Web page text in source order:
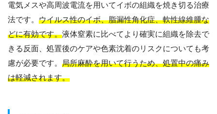
電気メスや高周波電流を用いてイボの組織を焼き切る治療
法です。 ウイルス性のイボ、脂漏性角化症、軟性線維腫な
どに有効です。液体窒素に比べてより確実に組織を除去で
きる反面、処置後のケアや色素沈着のリスクについても考
慮が必要です。 局所麻酔を用いて行うため、処置中の痛み
は軽減されます。